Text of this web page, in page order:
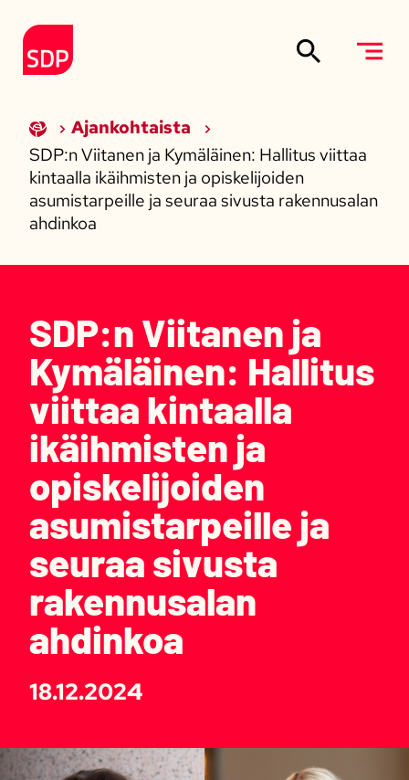
Etusivulle
Ajankohtaista
SDP:n Viitanen ja Kymäläinen: Hallitus viittaa
kintaalla ikäihmisten ja opiskelijoiden
asumistarpeille ja seuraa sivusta rakennusalan
ahdinkoa
SDP:n Viitanen ja
Kymäläinen: Hallitus
viittaa kintaalla
ikäihmisten ja
opiskelijoiden
asumistarpeille ja
seuraa sivusta
rakennusalan
ahdinkoa
18.12.2024